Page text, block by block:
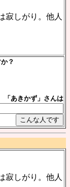
寂しがり。他人
？
「あきかず」さんは
寂しがり。他人